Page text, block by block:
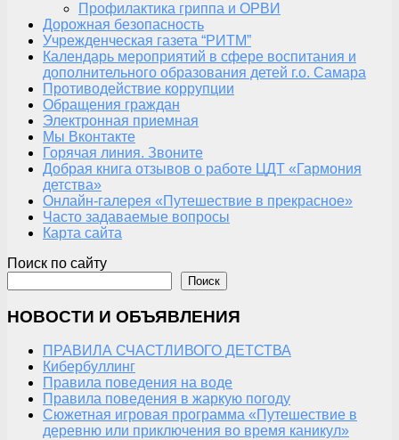
Профилактика гриппа и ОРВИ
Дорожная безопасность
Учрежденческая газета “РИТМ”
Календарь мероприятий в сфере воспитания и
дополнительного образования детей г.о. Самара
Противодействие коррупции
Обращения граждан
Электронная приемная
Мы Вконтакте
Горячая линия. Звоните
Добрая книга отзывов о работе ЦДТ «Гармония
детства»
Онлайн-галерея «Путешествие в прекрасное»
Часто задаваемые вопросы
Карта сайта
Поиск по сайту
Поиск
НОВОСТИ И ОБЪЯВЛЕНИЯ
ПРАВИЛА СЧАСТЛИВОГО ДЕТСТВА
Кибербуллинг
Правила поведения на воде
Правила поведения в жаркую погоду
Сюжетная игровая программа «Путешествие в
деревню или приключения во время каникул»